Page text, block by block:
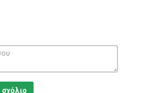
'60s έως και σήμερα, με
συνθετών και
θα βρείτε συγκεντρωμένο έναν